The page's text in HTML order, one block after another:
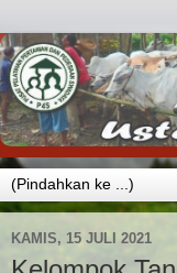
KAMIS, 15 JULI 2021